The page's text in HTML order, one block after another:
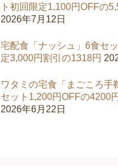
ト初回限定1,100円OFFの
2026年7月12日
宅配食「ナッシュ」6食セ
定3,000円割引の1318円
ワタミの宅食「まごころ手
セット1,200円OFFの4200円
2026年6月22日